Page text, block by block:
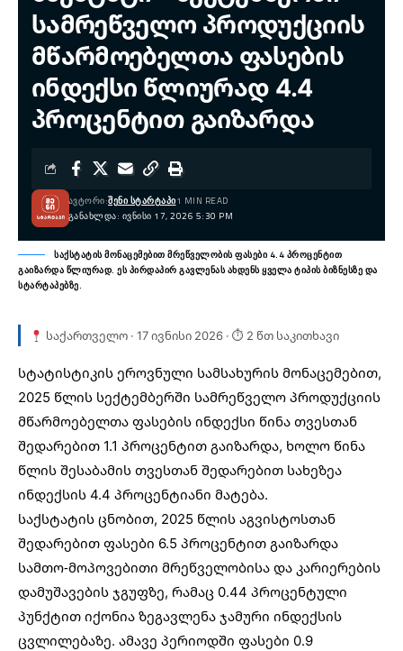
სამრეწველო პროდუქციის
მწარმოებელთა ფასების
ინდექსი წლიურად 4.4
პროცენტით გაიზარდა
ᲒᲐᲜᲐᲮᲚᲓᲐ: ᲘᲕᲜᲘᲡᲘ 17, 2026 5:30 PM
ᲐᲕᲢᲝᲠᲘ:ᲨᲔᲜᲘ ᲡᲢᲐᲠᲢᲐᲞᲘ1 MIN READ
საქსტატის მონაცემებით მრეწველობის ფასები 4.4 პროცენტით
გაიზარდა წლიურად. ეს პირდაპირ გავლენას ახდენს ყველა ტიპის ბიზნესზე და
სტარტაპებზე.
საქართველო · 17 ივნისი 2026 · ⏱ 2 წთ საკითხავი
სტატისტიკის ეროვნული სამსახურის მონაცემებით,
2025 წლის სექტემბერში სამრეწველო პროდუქციის
მწარმოებელთა ფასების ინდექსი წინა თვესთან
შედარებით 1.1 პროცენტით გაიზარდა, ხოლო წინა
წლის შესაბამის თვესთან შედარებით სახეზეა
ინდექსის 4.4 პროცენტიანი მატება.
საქსტატის ცნობით, 2025 წლის აგვისტოსთან
შედარებით ფასები 6.5 პროცენტით გაიზარდა
სამთო-მოპოვებითი მრეწველობისა და კარიერების
დამუშავების ჯგუფზე, რამაც 0.44 პროცენტული
პუნქტით იქონია ზეგავლენა ჯამური ინდექსის
ცვლილებაზე. ამავე პერიოდში ფასები 0.9